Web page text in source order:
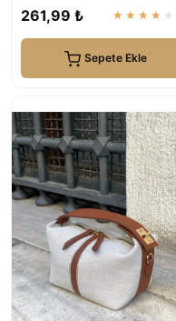
261,99 ₺ ★★★★★
Sepete Ekle